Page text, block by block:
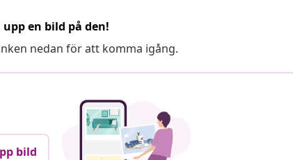
en bild på den!
nedan för att komma igång.
bild